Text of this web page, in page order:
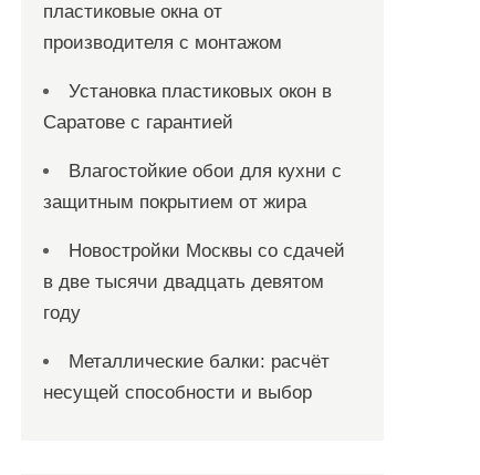
пластиковые окна от
производителя с монтажом
Установка пластиковых окон в
Саратове с гарантией
Влагостойкие обои для кухни с
защитным покрытием от жира
Новостройки Москвы со сдачей
в две тысячи двадцать девятом
году
Металлические балки: расчёт
несущей способности и выбор